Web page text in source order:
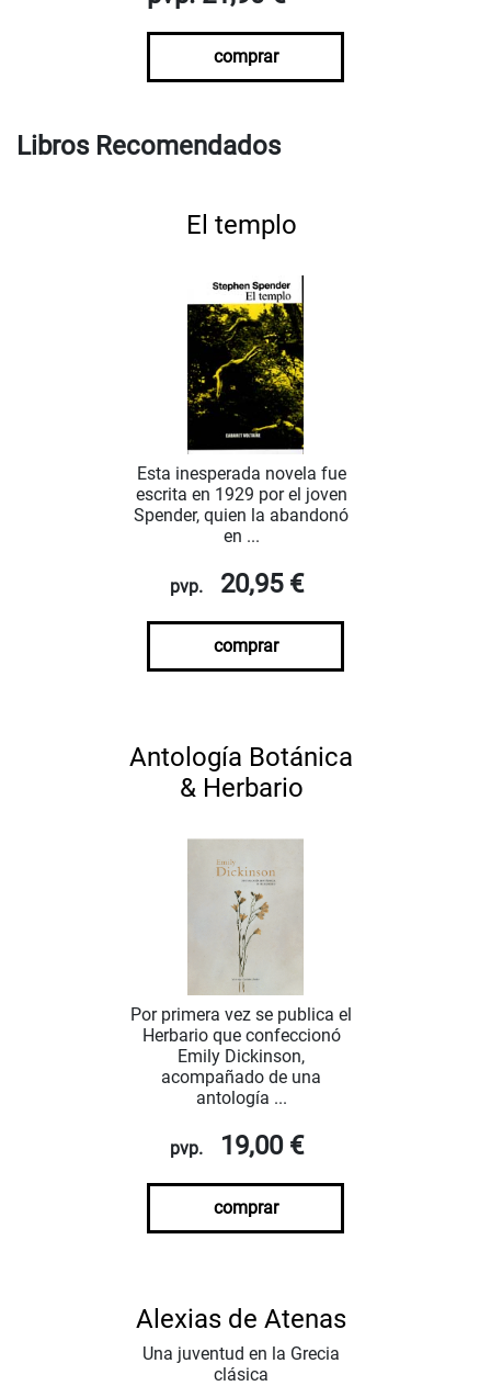
comprar
Libros Recomendados
El templo
Esta inesperada novela fue
escrita en 1929 por el joven
Spender, quien la abandonó
en ...
pvp. 20,95 €
comprar
Antología Botánica
& Herbario
Por primera vez se publica el
Herbario que confeccionó
Emily Dickinson,
acompañado de una
antología ...
pvp. 19,00 €
comprar
Alexias de Atenas
Una juventud en la Grecia
clásica